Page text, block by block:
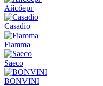
Айсберг
Casadio
Fiamma
Saeco
BONVINI